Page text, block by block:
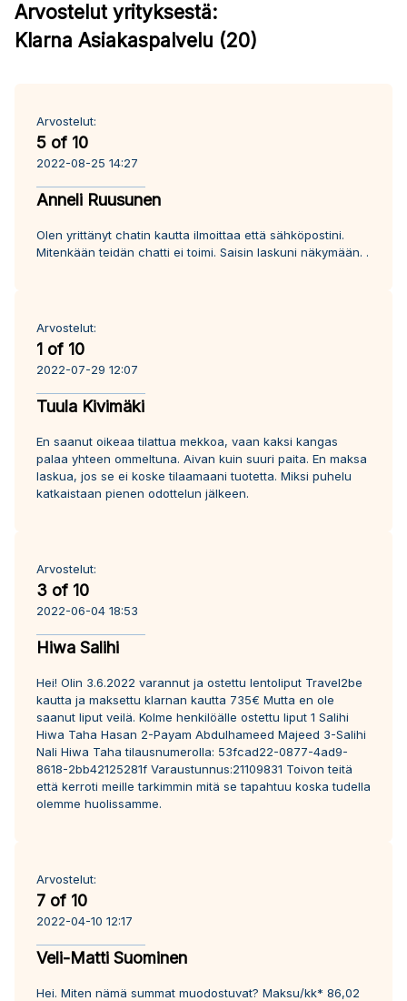
Arvostelut yrityksestä:
Klarna Asiakaspalvelu (20)
Arvostelut:
5 of 10
2022-08-25 14:27
Anneli Ruusunen
Olen yrittänyt chatin kautta ilmoittaa että sähköpostini.
Mitenkään teidän chatti ei toimi. Saisin laskuni näkymään. .
Arvostelut:
1 of 10
2022-07-29 12:07
Tuula Kivimäki
En saanut oikeaa tilattua mekkoa, vaan kaksi kangas
palaa yhteen ommeltuna. Aivan kuin suuri paita. En maksa
laskua, jos se ei koske tilaamaani tuotetta. Miksi puhelu
katkaistaan pienen odottelun jälkeen.
Arvostelut:
3 of 10
2022-06-04 18:53
Hiwa Salihi
Hei! Olin 3.6.2022 varannut ja ostettu lentoliput Travel2be
kautta ja maksettu klarnan kautta 735€ Mutta en ole
saanut liput veilä. Kolme henkilöälle ostettu liput 1 Salihi
Hiwa Taha Hasan 2-Payam Abdulhameed Majeed 3-Salihi
Nali Hiwa Taha tilausnumerolla: 53fcad22-0877-4ad9-
8618-2bb42125281f Varaustunnus:21109831 Toivon teitä
että kerroti meille tarkimmin mitä se tapahtuu koska tudella
olemme huolissamme.
Arvostelut:
7 of 10
2022-04-10 12:17
Veli-Matti Suominen
Hei. Miten nämä summat muodostuvat? Maksu/kk* 86,02